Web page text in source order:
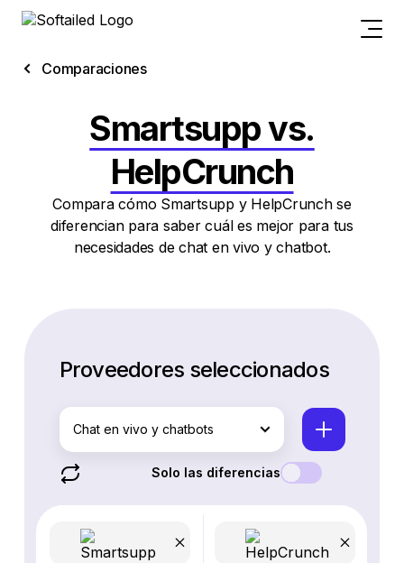
Comparaciones
Smartsupp vs.
HelpCrunch
Compara cómo Smartsupp y HelpCrunch se
diferencian para saber cuál es mejor para tus
necesidades de chat en vivo y chatbot.
Proveedores seleccionados
Chat en vivo y chatbots
Solo las diferencias